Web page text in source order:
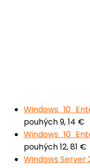
Windows 10
pouhých 9, 14 €
Windows 10
pouhých 12, 81 €
Windows Server